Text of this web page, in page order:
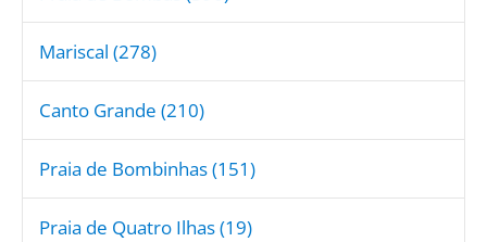
Mariscal (278)
Canto Grande (210)
Praia de Bombinhas (151)
Praia de Quatro Ilhas (19)